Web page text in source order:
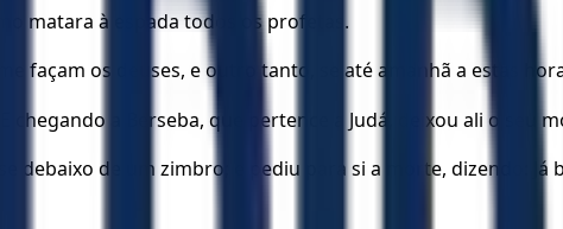
matara à espada todos os profetas.
façam os deuses, e outro tanto, se até amanhã a estas
a Berseba, que pertence a Judá, deixou ali o seu
debaixo de um zimbro; e pediu para si a morte, dizendo: